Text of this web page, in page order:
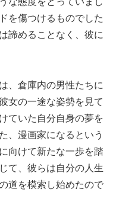
を傷つけるものでした
諦めることなく、彼に
、倉庫内の男性たちに
女の一途な姿勢を見て
ていた自分自身の夢を
、漫画家になるという
向けて新たな一歩を踏
て、彼らは自分の人生
道を模索し始めたので